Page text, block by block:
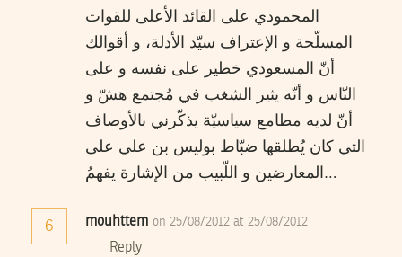
المحمودي على القائد الأعلى للقوات
المسلّحة و الإعتراف سيّد الأدلة، و أقوالك
أنّ المسعودي خطير على نفسه و على
النّاس و أنّه يثير الشغب في مُجتمع هشّ و
أنّ لديه مطامع سياسيّة يذكّرني بالأوصاف
التي كان يُطلقها ضبّاط بوليس بن علي على
المعارضين و اللّبيب من الإشارة يفهمُ…
6 mouhttem on 25/08/2012 at 25/08/2012
Reply